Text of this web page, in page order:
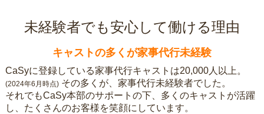
未経験者でも安心して働ける理由
キャストの多くが家事代行未経験
CaSyに登録している家事代行キャストは20,000人以上。
(2024年6月時点) その多くが、家事代行未経験者でした。
それでもCaSy本部のサポートの下、多くのキャストが活躍
し、たくさんのお客様を笑顔にしています。